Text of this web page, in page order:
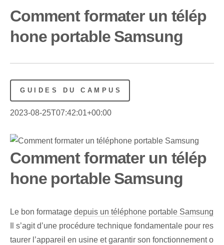
Comment formater un télép
hone portable Samsung
GUIDES DU CAMPUS
2023-08-25T07:42:01+00:00
Comment formater un télép
hone portable Samsung
Le bon formatage depuis un téléphone portable Samsung
Il s’agit d’une procédure technique fondamentale pour res
taurer l’appareil en usine et garantir son fonctionnement o